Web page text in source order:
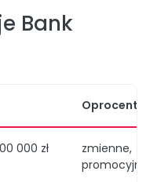
Bank
000 zł
zmienne,
promocyjne